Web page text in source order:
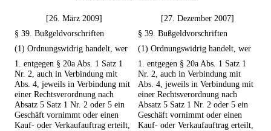
[26. März 2009]
[27. Dezember 2007]
§ 39. Bußgeldvorschriften
§ 39. Bußgeldvorschriften
(1) Ordnungswidrig handelt, wer
(1) Ordnungswidrig handelt, wer
1. entgegen § 20a Abs. 1 Satz 1
Nr. 2, auch in Verbindung mit
Abs. 4, jeweils in Verbindung mit
einer Rechtsverordnung nach
Absatz 5 Satz 1 Nr. 2 oder 5 ein
Geschäft vornimmt oder einen
Kauf- oder Verkaufauftrag erteilt,
1. entgegen § 20a Abs. 1 Satz 1
Nr. 2, auch in Verbindung mit
Abs. 4, jeweils in Verbindung mit
einer Rechtsverordnung nach
Absatz 5 Satz 1 Nr. 2 oder 5 ein
Geschäft vornimmt oder einen
Kauf- oder Verkaufauftrag erteilt,